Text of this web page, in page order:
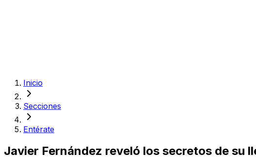
Inicio
Secciones
Entérate
Javier Fernández reveló los secretos de su